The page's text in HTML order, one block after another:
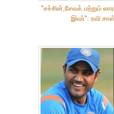
"சச்சின்,சேவக் மற்றும்
இவர்": ரவி